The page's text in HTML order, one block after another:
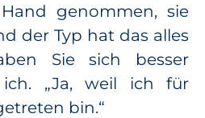
genommen, sie
der Typ hat das alles
Sie sich besser
ich. „Ja, weil ich für
bin.“